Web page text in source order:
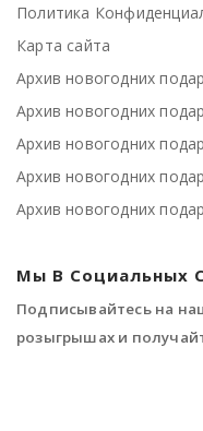
Политика
Карта сайта
Архив новогодних
Архив новогодних
Архив новогодних
Архив новогодних
Архив новогодних
Мы В Социальных
Подписывайтесь на
розыгрышах и